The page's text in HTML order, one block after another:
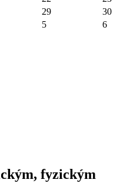
29
30
5 6
fyzickým